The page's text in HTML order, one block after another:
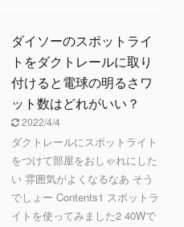
ダイソーのスポットライ
トをダクトレールに取り
付けると電球の明るさワ
ット数はどれがいい？
2022/4/4
ダクトレールにスポットライト
をつけて部屋をおしゃれにした
い 雰囲気がよくなるなあ そう
でしょー Contents1 スポットラ
イトを使ってみました2 40Wで